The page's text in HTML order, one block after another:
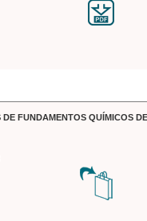
FUNDAMENTOS QUÍMICOS